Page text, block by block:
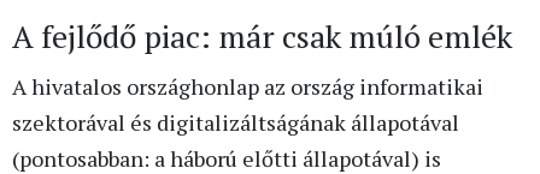
A fejlődő piac: már csak múló emlék
A hivatalos országhonlap az ország informatikai
szektorával és digitalizáltságának állapotával
(pontosabban: a háború előtti állapotával) is